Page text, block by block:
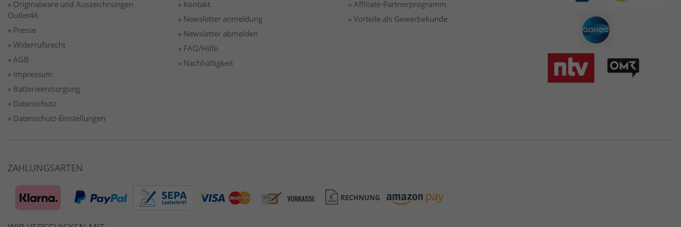
» Originalware und Auszeichnungen
Outlet46
» Presse
» Widerrufsrecht
» AGB
» Impressum
» Batterieentsorgung
» Datenschutz
» Datenschutz-Einstellungen
» Kontakt
» Newsletter anmeldung
» Newsletter abmelden
» FAQ/Hilfe
» Nachhaltigkeit
» Affiliate-Partnerprogramm
» Vorteile als Gewerbekunde
ZAHLUNGSARTEN